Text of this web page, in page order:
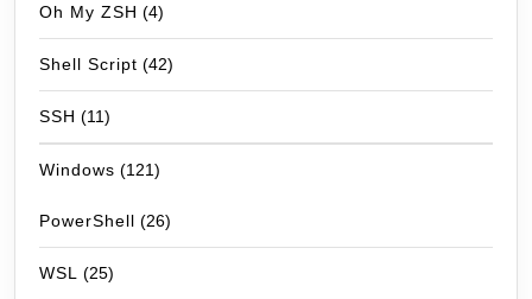
Oh My ZSH (4)
Shell Script (42)
SSH (11)
Windows (121)
PowerShell (26)
WSL (25)